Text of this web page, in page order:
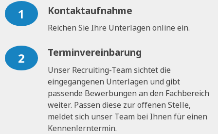
1 Kontaktaufnahme
Reichen Sie Ihre Unterlagen online ein.
2 Terminvereinbarung
Unser Recruiting-Team sichtet die
eingegangenen Unterlagen und gibt
passende Bewerbungen an den Fachbereich
weiter. Passen diese zur offenen Stelle,
meldet sich unser Team bei Ihnen für einen
Kennenlerntermin.